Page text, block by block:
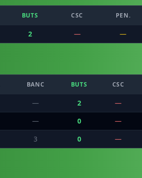
BUTS CSC PEN.
2 — —
BANC BUTS CSC
— 2 —
— 0 —
3 0 —